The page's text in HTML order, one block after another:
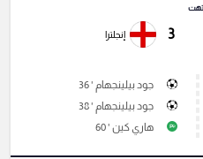
3 إنجلترا
جود بيلينجهام ' 36
جود بيلينجهام ' 38
P هاري كين ' 60